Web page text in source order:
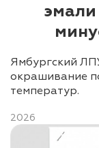
металлу
по
эмали
Ямбургский
окрашивание
температур.
2026